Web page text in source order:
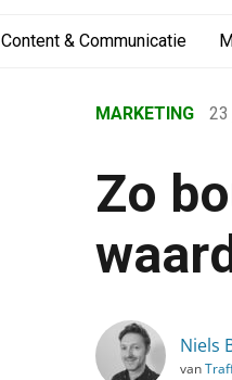
Content & Communicatie
›
›
›
MARKETING 23
Zo
Niels
van